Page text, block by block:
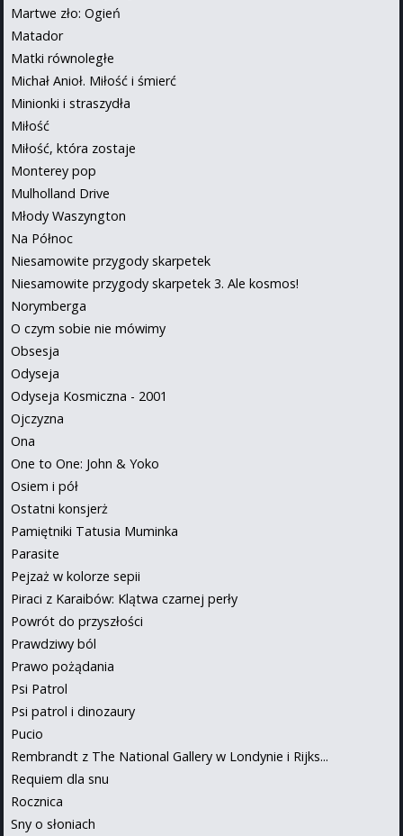
Martwe zło: Ogień
Matador
Matki równoległe
Michał Anioł. Miłość i śmierć
Minionki i straszydła
Miłość
Miłość, która zostaje
Monterey pop
Mulholland Drive
Młody Waszyngton
Na Północ
Niesamowite przygody skarpetek
Niesamowite przygody skarpetek 3. Ale kosmos!
Norymberga
O czym sobie nie mówimy
Obsesja
Odyseja
Odyseja Kosmiczna - 2001
Ojczyzna
Ona
One to One: John & Yoko
Osiem i pół
Ostatni konsjerż
Pamiętniki Tatusia Muminka
Parasite
Pejzaż w kolorze sepii
Piraci z Karaibów: Klątwa czarnej perły
Powrót do przyszłości
Prawdziwy ból
Prawo pożądania
Psi Patrol
Psi patrol i dinozaury
Pucio
Rembrandt z The National Gallery w Londynie i Rijks...
Requiem dla snu
Rocznica
Sny o słoniach